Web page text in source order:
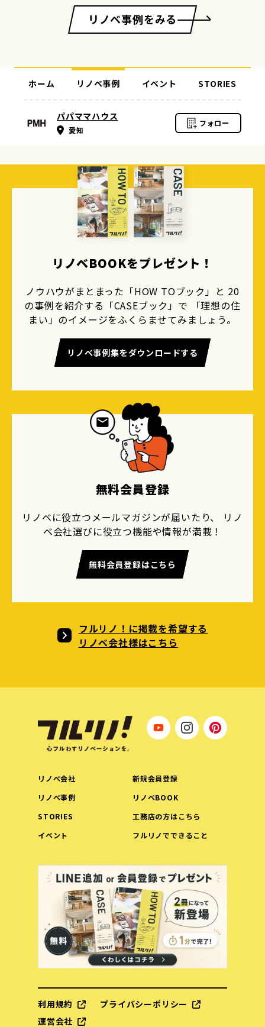
リノベ事例をみる
パパママハウス
愛知
フォロー
ホーム リノベ事例 イベント STORIES
リノベBOOKをプレゼント！
ノウハウがまとまった「HOW TOブック」と 20
の事例を紹介する「CASEブック」で 「理想の住
まい」のイメージをふくらませてみましょう。
リノベ事例集をダウンロードする
無料会員登録
リノベに役立つメールマガジンが届いたり、 リノ
ベ会社選びに役立つ機能や情報が満載！
無料会員登録はこちら
フルリノ！に掲載を希望する
リノベ会社様はこちら
リノベ会社
新規会員登録
リノベ事例
リノベBOOK
STORIES
工務店の方はこちら
イベント
フルリノでできること
利用規約
プライバシーポリシー
運営会社